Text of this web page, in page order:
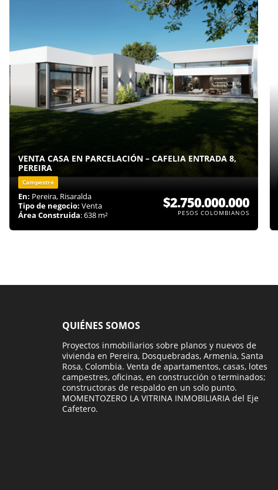
VENTA CASA EN PARCELACIÓN – CAFELIA ENTRADA 8,
PEREIRA
Campestre
En: Pereira, Risaralda
Tipo de negocio: Venta
Área Construida: 638 m²
$2.750.000.000
PESOS COLOMBIANOS
QUIÉNES SOMOS
Proyectos inmobiliarios sobre planos y nuevos de
vivienda en Pereira, Dosquebradas, Armenia, Santa
Rosa, Colombia. Venta de apartamentos, casas, lotes
campestres, oficinas, en construcción o terminados;
constructoras de respaldo en un solo punto.
MOMENTOZERO LA VITRINA INMOBILIARIA del Eje
Cafetero.